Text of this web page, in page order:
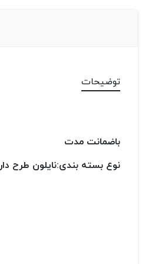
توضیحات
باضمانت مدت
نوع بسته بندی:نایلون طرح دار